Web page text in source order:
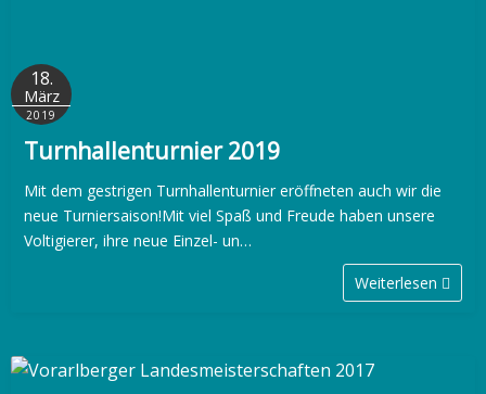
18.
März
2019
Turnhallenturnier 2019
Mit dem gestrigen Turnhallenturnier eröffneten auch wir die
neue Turniersaison!Mit viel Spaß und Freude haben unsere
Voltigierer, ihre neue Einzel- un…
Weiterlesen